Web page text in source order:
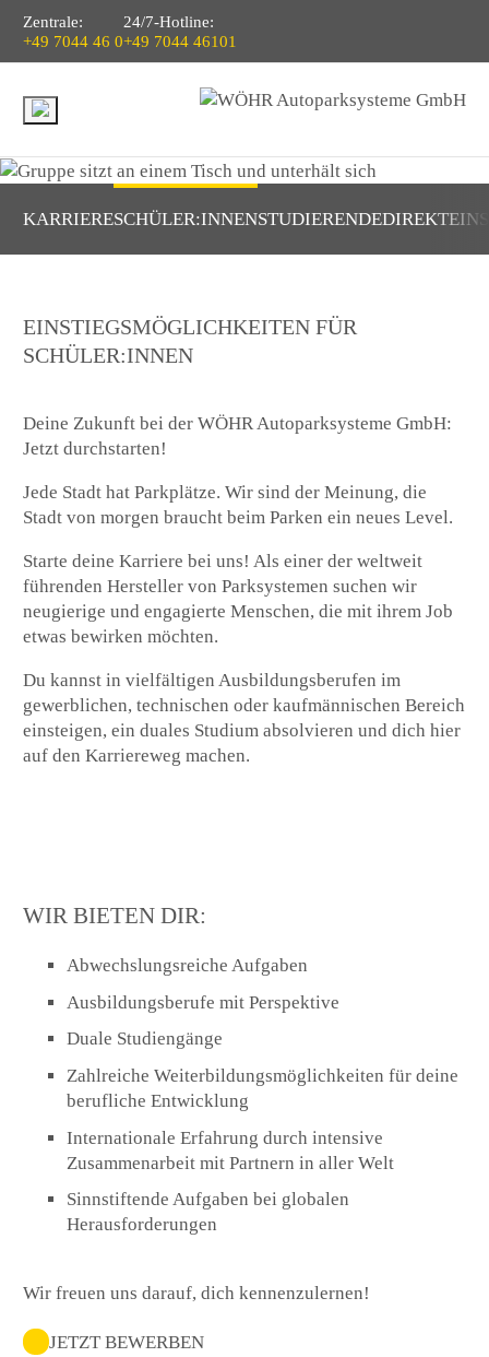
Zentrale:
+49 7044 46 0
24/7-Hotline:
+49 7044 46101
KARRIERESCHÜLER:INNENSTUDIERENDE
EINSTIEGSMÖGLICHKEITEN FÜR
SCHÜLER:INNEN
Deine Zukunft bei der WÖHR Autoparksysteme GmbH:
Jetzt durchstarten!
Jede Stadt hat Parkplätze. Wir sind der Meinung, die
Stadt von morgen braucht beim Parken ein neues Level.
Starte deine Karriere bei uns! Als einer der weltweit
führenden Hersteller von Parksystemen suchen wir
neugierige und engagierte Menschen, die mit ihrem Job
etwas bewirken möchten.
Du kannst in vielfältigen Ausbildungsberufen im
gewerblichen,technischen oderkaufmännischen Bereich
einsteigen, einduales Studium absolvieren und dich hier
auf den Karriereweg machen.
WIR BIETEN DIR:
Abwechslungsreiche Aufgaben
Ausbildungsberufe mit Perspektive
Duale Studiengänge
Zahlreiche Weiterbildungsmöglichkeiten für deine
berufliche Entwicklung
Internationale Erfahrung durch intensive
Zusammenarbeit mit Partnern in aller Welt
Sinnstiftende Aufgaben bei globalen
Herausforderungen
Wir freuen uns darauf, dich kennenzulernen!
JETZT BEWERBEN